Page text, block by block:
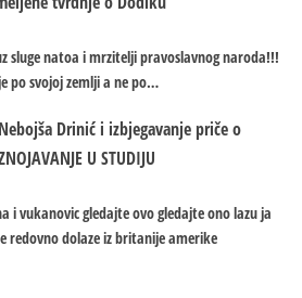
sluge natoa i mrzitelji pravoslavnog naroda!!!
po svojoj zemlji a ne po…
Nebojša Drinić i izbjegavanje priče o
U STUDIJU
i vukanovic gledajte ovo gledajte ono lazu ja
redovno dolaze iz britanije amerike